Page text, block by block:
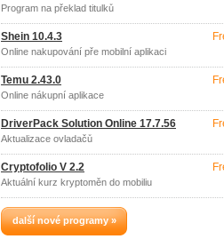
Program na překlad titulků
Shein 10.4.3
Online nakupování pře mobilní aplikaci
Temu 2.43.0
Online nákupní aplikace
DriverPack Solution Online 17.7.56
Aktualizace ovladačů
Cryptofolio V 2.2
Aktuální kurz kryptoměn do mobiliu
další nové programy »